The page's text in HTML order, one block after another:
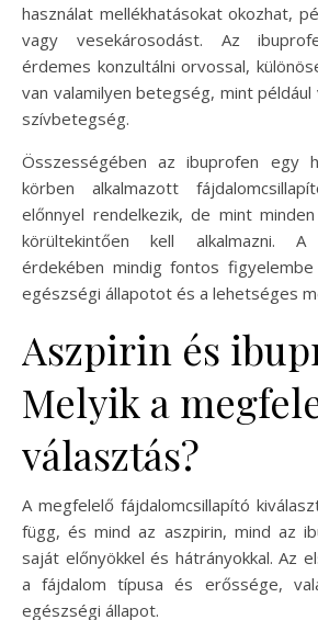
használat mellékhatásokat okozhat,
vagy vesekárosodást. Az
érdemes konzultálni orvossal,
van valamilyen betegség, mint
szívbetegség.
Összességében az ibuprofen egy
körben alkalmazott
előnnyel rendelkezik, de mint
körültekintően kell alkalmazni.
érdekében mindig fontos
egészségi állapotot és a lehetséges
Aszpirin és
Melyik a
választás?
A megfelelő fájdalomcsillapító
függ, és mind az aszpirin, mind az
saját előnyökkel és hátrányokkal. Az
a fájdalom típusa és erőssége,
egészségi állapot.